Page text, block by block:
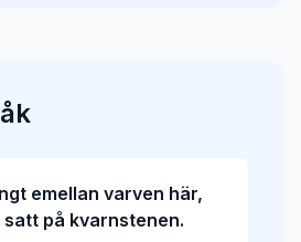
emellan varven här,
satt på kvarnstenen.